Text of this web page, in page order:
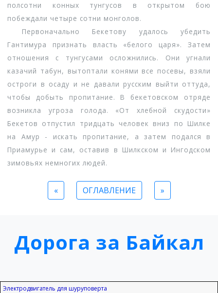
полсотни конных тунгусов в открытом бою
побеждали четыре сотни монголов.
Первоначально Бекетову удалось убедить
Гантимура признать власть «белого царя». Затем
отношения с тунгусами осложнились. Они угнали
казачий табун, вытоптали конями все посевы, взяли
остроги в осаду и не давали русским выйти оттуда,
чтобы добыть пропитание. В бекетовском отряде
возникла угроза голода. «От хлебной скудости»
Бекетов отпустил тридцать человек вниз по Шилке
на Амур - искать пропитание, а затем подался в
Приамурье и сам, оставив в Шилкском и Ингодском
зимовьях немногих людей.
« ОГЛАВЛЕНИЕ »
Дорога за Байкал
Электродвигатель для шуруповерта